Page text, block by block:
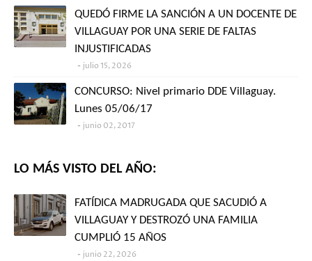
QUEDÓ FIRME LA SANCIÓN A UN DOCENTE DE
VILLAGUAY POR UNA SERIE DE FALTAS
INJUSTIFICADAS
julio 15, 2026
CONCURSO: Nivel primario DDE Villaguay.
Lunes 05/06/17
junio 02, 2017
LO MÁS VISTO DEL AÑO:
FATÍDICA MADRUGADA QUE SACUDIÓ A
VILLAGUAY Y DESTROZÓ UNA FAMILIA
CUMPLIÓ 15 AÑOS
junio 22, 2026